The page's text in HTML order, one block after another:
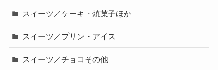
スイーツ／ケーキ・焼菓子ほか
スイーツ／プリン・アイス
スイーツ／チョコその他